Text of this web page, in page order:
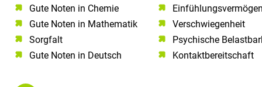
Gute Noten in Chemie​
Gute Noten in Mathematik​
Sorgfalt​
Gute Noten in Deutsch​
Verschwiegenheit
Psychische
Kontaktbereitschaft